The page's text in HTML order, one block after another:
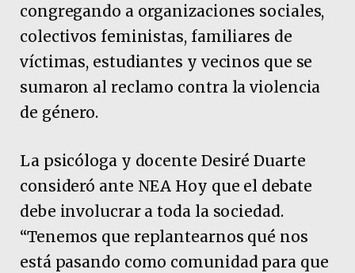
congregando a organizaciones sociales,
colectivos feministas, familiares de
víctimas, estudiantes y vecinos que se
sumaron al reclamo contra la violencia
de género.
La psicóloga y docente Desiré Duarte
consideró ante NEA Hoy que el debate
debe involucrar a toda la sociedad.
“Tenemos que replantearnos qué nos
está pasando como comunidad para que